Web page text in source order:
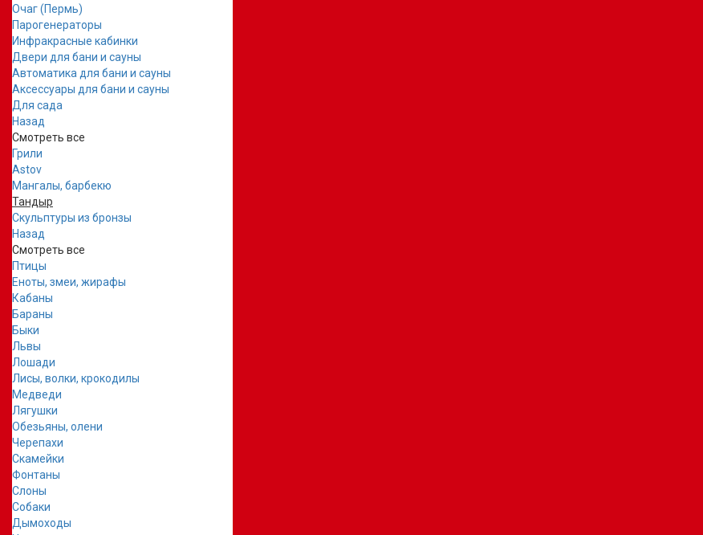
Очаг (Пермь)
Парогенераторы
Инфракрасные кабинки
Двери для бани и сауны
Автоматика для бани и сауны
Аксессуары для бани и сауны
Для сада
Назад
Смотреть все
Грили
Astov
Мангалы, барбекю
Тандыр
Скульптуры из бронзы
Назад
Смотреть все
Птицы
Еноты, змеи, жирафы
Кабаны
Бараны
Быки
Львы
Лошади
Лисы, волки, крокодилы
Медведи
Лягушки
Обезьяны, олени
Черепахи
Скамейки
Фонтаны
Слоны
Собаки
Дымоходы